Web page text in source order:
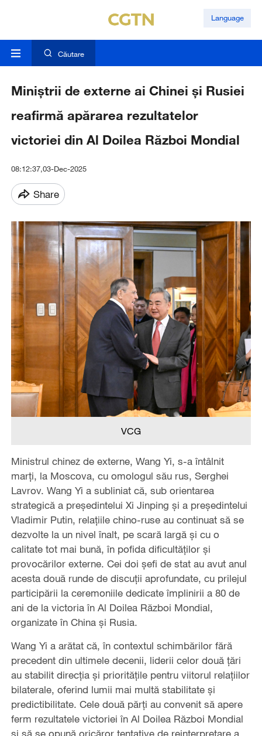
Language
Căutare
Miniștrii de externe ai Chinei și Rusiei
reafirmă apărarea rezultatelor
victoriei din Al Doilea Război Mondial
08:12:37,03-Dec-2025
Share
VCG
Ministrul chinez de externe, Wang Yi, s-a întâlnit
marți, la Moscova, cu omologul său rus, Serghei
Lavrov. Wang Yi a subliniat că, sub orientarea
strategică a președintelui Xi Jinping și a președintelui
Vladimir Putin, relațiile chino-ruse au continuat să se
dezvolte la un nivel înalt, pe scară largă și cu o
calitate tot mai bună, în pofida dificultăților și
provocărilor externe. Cei doi șefi de stat au avut anul
acesta două runde de discuții aprofundate, cu prilejul
participării la ceremoniile dedicate împlinirii a 80 de
ani de la victoria în Al Doilea Război Mondial,
organizate în China și Rusia.
Wang Yi a arătat că, în contextul schimbărilor fără
precedent din ultimele decenii, liderii celor două țări
au stabilit direcția și prioritățile pentru viitorul relațiilor
bilaterale, oferind lumii mai multă stabilitate și
predictibilitate. Cele două părți au convenit să apere
ferm rezultatele victoriei în Al Doilea Război Mondial
și să se opună oricăror tentative de reinterpretare a